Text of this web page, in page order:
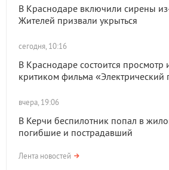
В Краснодаре включили сирены
Жителей призвали укрыться
сегодня, 10:16
В Краснодаре состоится просмотр
критиком фильма «Электрический
вчера, 19:06
В Керчи беспилотник попал в
погибшие и пострадавший
Лента новостей